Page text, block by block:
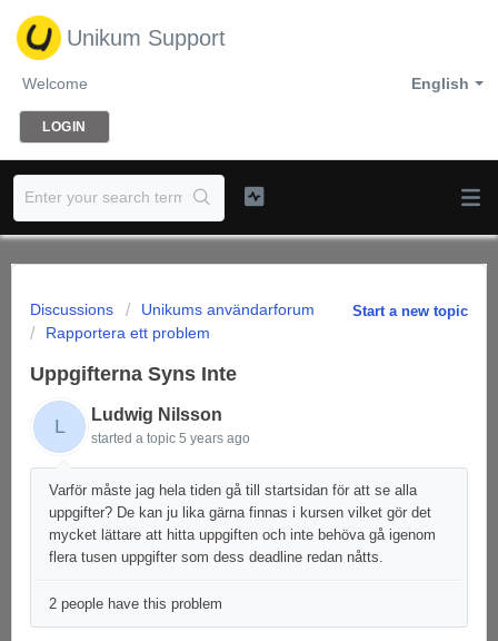
Unikum Support
English
Welcome
LOGIN
Start a new topic
Discussions
Unikums användarforum
Rapportera ett problem
Uppgifterna Syns Inte
L
Ludwig Nilsson
started a topic 5 years ago
Varför måste jag hela tiden gå till startsidan för att se alla
uppgifter? De kan ju lika gärna finnas i kursen vilket gör det
mycket lättare att hitta uppgiften och inte behöva gå igenom
flera tusen uppgifter som dess deadline redan nåtts.
2 people have this problem